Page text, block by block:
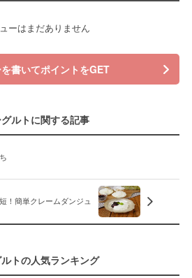
ーはまだありません
書いてポイントをGET
ルトに関する記事
！簡単クレームダンジュ
トの人気ランキング